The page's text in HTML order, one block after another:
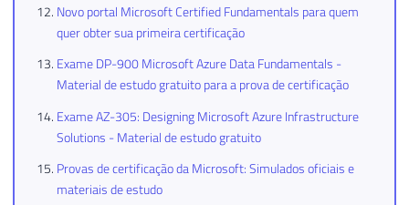
Novo portal Microsoft Certified Fundamentals para quem
quer obter sua primeira certificação
Exame DP-900 Microsoft Azure Data Fundamentals -
Material de estudo gratuito para a prova de certificação
Exame AZ-305: Designing Microsoft Azure Infrastructure
Solutions - Material de estudo gratuito
Provas de certificação da Microsoft: Simulados oficiais e
materiais de estudo